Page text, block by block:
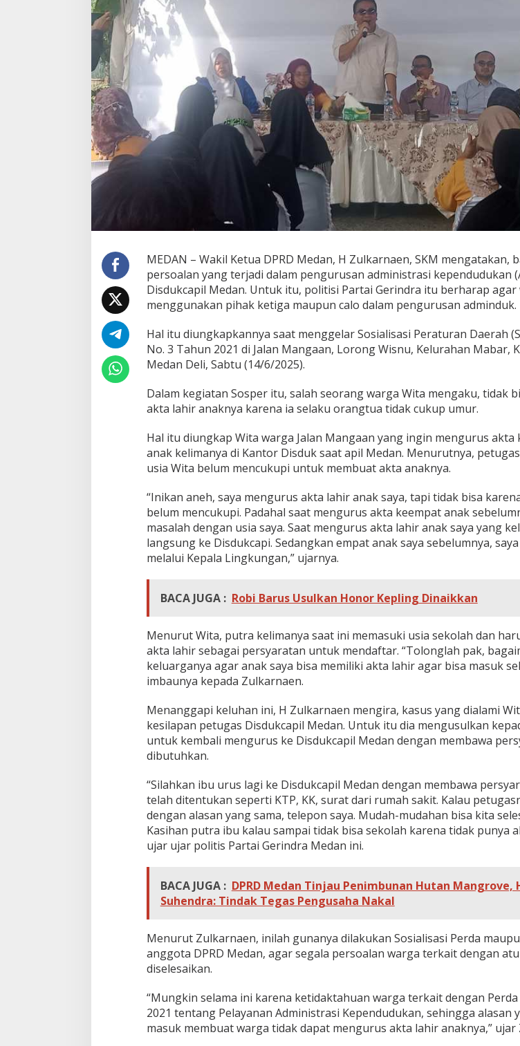
g
a
a
g
a
D
a
t
a
k
g
a
r
T
i
k
D
i
a
a
g
u
n
a
n
P
i
a
a
MEDAN – Wakil Ketua DPRD Medan, H Zulkarnaen, SKM mengatakan,
persoalan yang terjadi dalam pengurusan administrasi kependudukan
Disdukcapil Medan. Untuk itu, politisi Partai Gerindra itu berharap
menggunakan pihak ketiga maupun calo dalam pengurusan adminduk.
Hal itu diungkapkannya saat menggelar Sosialisasi Peraturan Daerah
No. 3 Tahun 2021 di Jalan Mangaan, Lorong Wisnu, Kelurahan Mabar,
Medan Deli, Sabtu (14/6/2025).
Dalam kegiatan Sosper itu, salah seorang warga Wita mengaku, tidak
akta lahir anaknya karena ia selaku orangtua tidak cukup umur.
Hal itu diungkap Wita warga Jalan Mangaan yang ingin mengurus akta
anak kelimanya di Kantor Disduk saat apil Medan. Menurutnya,
usia Wita belum mencukupi untuk membuat akta anaknya.
“Inikan aneh, saya mengurus akta lahir anak saya, tapi tidak bisa
belum mencukupi. Padahal saat mengurus akta keempat anak
masalah dengan usia saya. Saat mengurus akta lahir anak saya yang
langsung ke Disdukcapi. Sedangkan empat anak saya sebelumnya,
melalui Kepala Lingkungan,” ujarnya.
BACA JUGA : Robi Barus Usulkan Honor Kepling Dinaikkan
Menurut Wita, putra kelimanya saat ini memasuki usia sekolah dan
akta lahir sebagai persyaratan untuk mendaftar. “Tolonglah pak,
keluarganya agar anak saya bisa memiliki akta lahir agar bisa masuk
imbaunya kepada Zulkarnaen.
Menanggapi keluhan ini, H Zulkarnaen mengira, kasus yang dialami
kesilapan petugas Disdukcapil Medan. Untuk itu dia mengusulkan
untuk kembali mengurus ke Disdukcapil Medan dengan membawa
dibutuhkan.
“Silahkan ibu urus lagi ke Disdukcapil Medan dengan membawa
telah ditentukan seperti KTP, KK, surat dari rumah sakit. Kalau
dengan alasan yang sama, telepon saya. Mudah-mudahan bisa kita
Kasihan putra ibu kalau sampai tidak bisa sekolah karena tidak punya
ujar ujar politis Partai Gerindra Medan ini.
BACA JUGA : DPRD Medan Tinjau Penimbunan Hutan Mangrove,
Suhendra: Tindak Tegas Pengusaha Nakal
Menurut Zulkarnaen, inilah gunanya dilakukan Sosialisasi Perda
anggota DPRD Medan, agar segala persoalan warga terkait dengan
diselesaikan.
“Mungkin selama ini karena ketidaktahuan warga terkait dengan
2021 tentang Pelayanan Administrasi Kependudukan, sehingga alasan
masuk membuat warga tidak dapat mengurus akta lahir anaknya,” ujar